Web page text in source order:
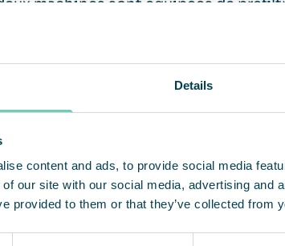
Details
content and ads, to provide social media
our site with our social media, advertising and
provided to them or that they’ve collected from
machines sont équipées de
énormément de poussière.
avons les machines depuis deux
service. Les unités sont faciles à
essentiellement d’un système
ou de défaillance. C’est une
penser à quoi que ce soit »,conclut